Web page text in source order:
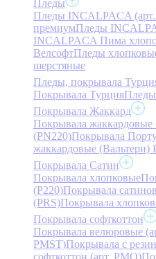
Пледы
Пледы INCALPACA
премиумПледы
INCALPACA Пима
ВелсофтПледы
шерстяные
Пледы, покрывала
Покрывала Турция
Покрывала Жаккард
Покрывала жаккардовые
(PN220)Покрывала
жаккардовые (Вальтери)
Покрывала Сатин
Покрывала хлопковые
(P220)Покрывала
(PRS)Покрывала
Покрывала софткоттон
Покрывала велюровые
PMST)Покрывала с